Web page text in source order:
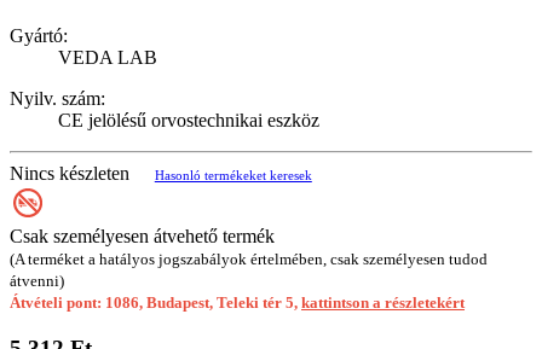
Gyártó:
VEDA LAB
Nyilv. szám:
CE jelölésű orvostechnikai eszköz
Nincs készleten Hasonló termékeket keresek
Csak személyesen átvehető termék
(A terméket a hatályos jogszabályok értelmében, csak személyesen tudod
átvenni)
Átvételi pont: 1086, Budapest, Teleki tér 5, kattintson a részletekért